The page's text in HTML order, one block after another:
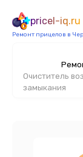
pricel-iq.ru
Ремонт прицелов в
Очиститель
замыкания